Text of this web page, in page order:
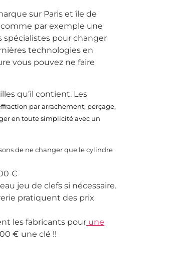
sur Paris et île de
comme par exemple une
spécialistes pour changer
technologies en
vous pouvez ne faire
qu’il contient. Les
par arrachement, perçage,
en toute simplicité avec un
de ne changer que le cylindre
€
jeu de clefs si nécessaire.
pratiquent des prix
les fabricants pour une
€ une clé !!